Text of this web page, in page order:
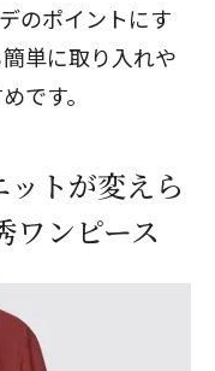
のポイントにす
単に取り入れや
です。
ットが変えら
ワンピース